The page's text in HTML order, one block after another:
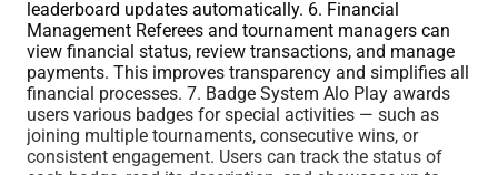
leaderboard updates automatically. 6. Financial
Management Referees and tournament managers can
view financial status, review transactions, and manage
payments. This improves transparency and simplifies all
financial processes. 7. Badge System Alo Play awards
users various badges for special activities — such as
joining multiple tournaments, consecutive wins, or
consistent engagement. Users can track the status of